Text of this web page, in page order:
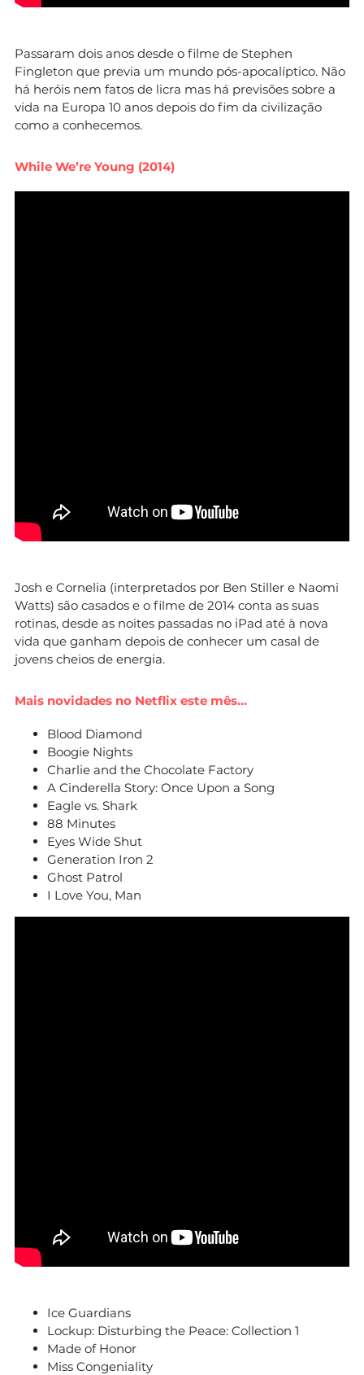
Passaram dois anos desde o filme de Stephen
Fingleton que previa um mundo pós-apocalíptico. Não
há heróis nem fatos de licra mas há previsões sobre a
vida na Europa 10 anos depois do fim da civilização
como a conhecemos.
While We’re Young (2014)
Josh e Cornelia (interpretados por Ben Stiller e Naomi
Watts) são casados e o filme de 2014 conta as suas
rotinas, desde as noites passadas no iPad até à nova
vida que ganham depois de conhecer um casal de
jovens cheios de energia.
Mais novidades no Netflix este mês…
Blood Diamond
Boogie Nights
Charlie and the Chocolate Factory
A Cinderella Story: Once Upon a Song
Eagle vs. Shark
88 Minutes
Eyes Wide Shut
Generation Iron 2
Ghost Patrol
I Love You, Man
Ice Guardians
Lockup: Disturbing the Peace: Collection 1
Made of Honor
Miss Congeniality